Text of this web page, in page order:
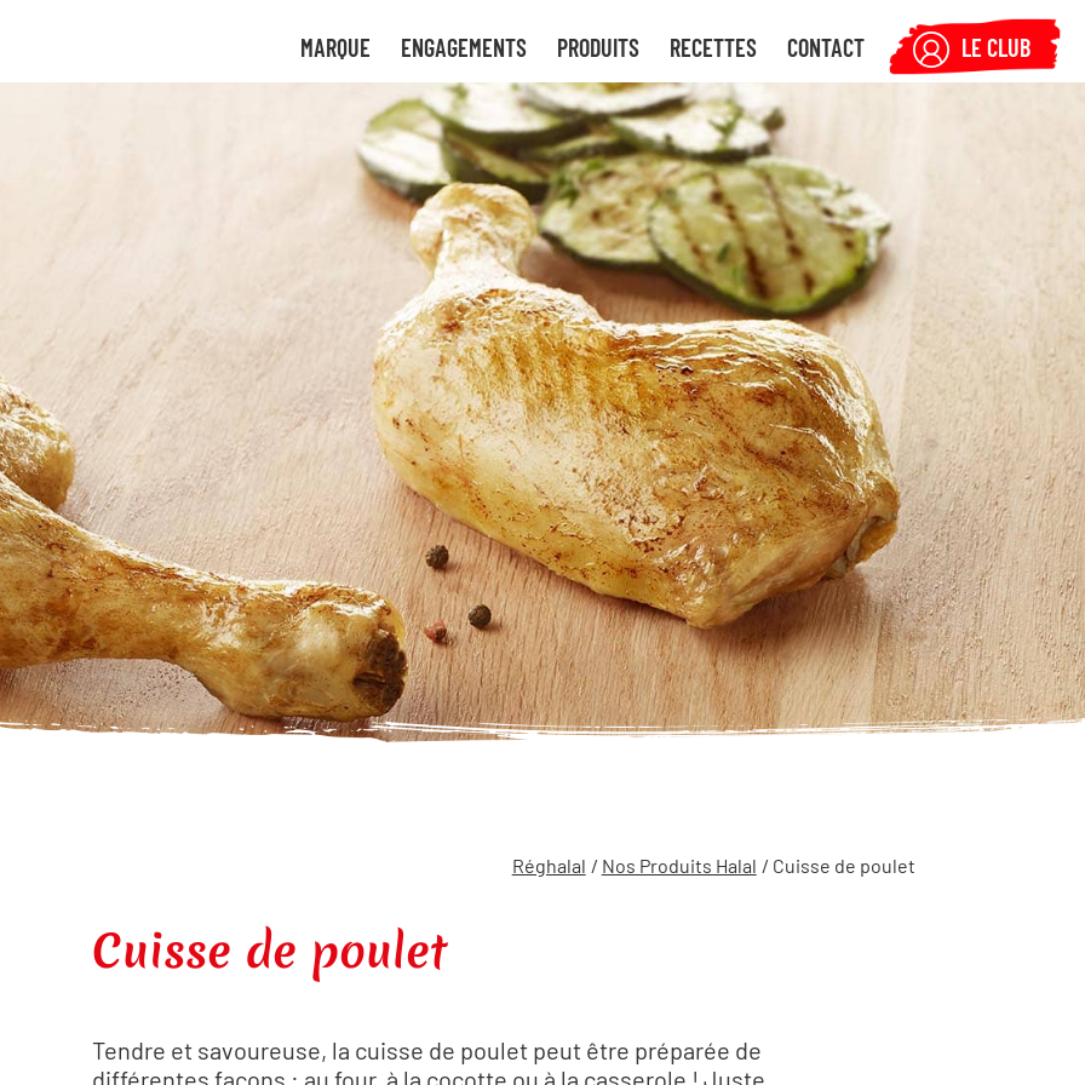
MARQUE ENGAGEMENTS PRODUITS RECETTES CONTACT LE CLUB
Réghalal / Nos Produits Halal / Cuisse de poulet
Cuisse de poulet
Tendre et savoureuse, la cuisse de poulet peut être préparée de
différentes façons : au four, à la cocotte ou à la casserole ! Juste
de